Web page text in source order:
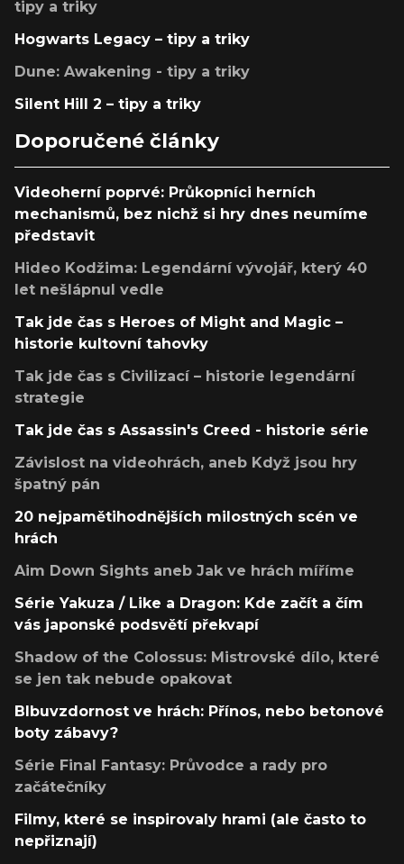
tipy a triky
Hogwarts Legacy – tipy a triky
Dune: Awakening - tipy a triky
Silent Hill 2 – tipy a triky
Doporučené články
Videoherní poprvé: Průkopníci herních
mechanismů, bez nichž si hry dnes neumíme
představit
Hideo Kodžima: Legendární vývojář, který 40
let nešlápnul vedle
Tak jde čas s Heroes of Might and Magic –
historie kultovní tahovky
Tak jde čas s Civilizací – historie legendární
strategie
Tak jde čas s Assassin's Creed - historie série
Závislost na videohrách, aneb Když jsou hry
špatný pán
20 nejpamětihodnějších milostných scén ve
hrách
Aim Down Sights aneb Jak ve hrách míříme
Série Yakuza / Like a Dragon: Kde začít a čím
vás japonské podsvětí překvapí
Shadow of the Colossus: Mistrovské dílo, které
se jen tak nebude opakovat
Blbuvzdornost ve hrách: Přínos, nebo betonové
boty zábavy?
Série Final Fantasy: Průvodce a rady pro
začátečníky
Filmy, které se inspirovaly hrami (ale často to
nepřiznají)